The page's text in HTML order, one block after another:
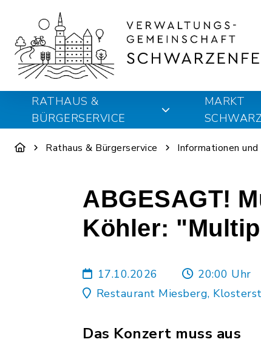
RATHAUS &
BÜRGERSERVICE
MARKT
Rathaus & Bürgerservice Informationen
ABGESAGT!
Köhler:
17.10.2026
20:00 Uhr
Restaurant Miesberg,
Das Konzert muss aus